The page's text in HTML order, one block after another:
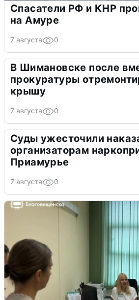
Спасатели РФ и КНР
на Амуре
7 августа 0
В Шимановске после
прокуратуры
крышу
7 августа 0
Суды ужесточили
организаторам
Приамурье
7 августа 0